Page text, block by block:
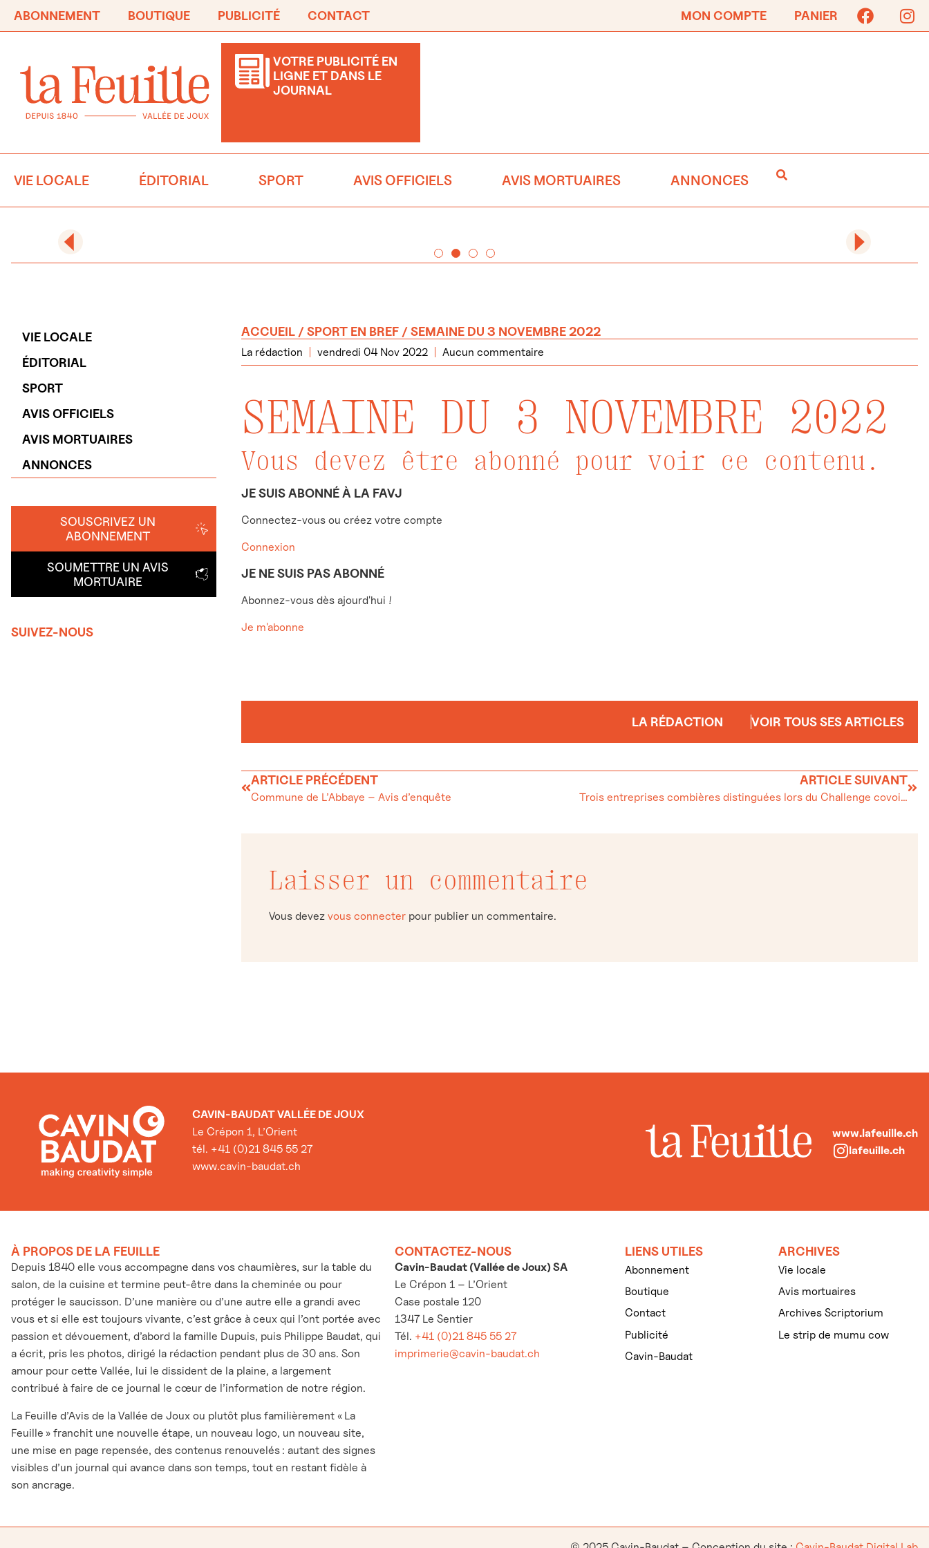
ABONNEMENT BOUTIQUE PUBLICITÉ CONTACT MON COMPTE PANIER
VOTRE PUBLICITÉ EN
LIGNE ET DANS LE
JOURNAL
VIE LOCALE ÉDITORIAL SPORT AVIS OFFICIELS AVIS MORTUAIRES ANNONCES
VIE LOCALE
ÉDITORIAL
SPORT
AVIS OFFICIELS
AVIS MORTUAIRES
ANNONCES
SOUSCRIVEZ UN
ABONNEMENT
SOUMETTRE UN AVIS
MORTUAIRE
SUIVEZ-NOUS
ACCUEIL /SPORT EN BREF / SEMAINE DU 3 NOVEMBRE 2022
La rédaction vendredi 04 Nov 2022 Aucun commentaire
SEMAINE DU 3 NOVEMBRE 2022
Vous devez être abonné pour voir ce contenu.
JE SUIS ABONNÉ À LA FAVJ
Connectez-vous ou créez votre compte
Connexion
JE NE SUIS PAS ABONNÉ
Abonnez-vous dès ajourd'hui !
Je m'abonne
LA RÉDACTION VOIR TOUS SES ARTICLES
ARTICLE PRÉCÉDENT
Commune de L’Abbaye – Avis d’enquête
ARTICLE SUIVANT
Trois entreprises combières distinguées lors du Challenge covoiturage 2022
Laisser un commentaire
Vous devez vous connecter pour publier un commentaire.
CAVIN-BAUDAT VALLÉE DE JOUX
Le Crépon 1, L’Orient
tél. +41 (0)21 845 55 27
www.cavin-baudat.ch
www.lafeuille.ch
lafeuille.ch
À PROPOS DE LA FEUILLE
Depuis 1840 elle vous accompagne dans vos chaumières, sur la table du
salon, de la cuisine et termine peut-être dans la cheminée ou pour
protéger le saucisson. D’une manière ou d’une autre elle a grandi avec
vous et si elle est toujours vivante, c’est grâce à ceux qui l’ont portée avec
passion et dévouement, d’abord la famille Dupuis, puis Philippe Baudat, qui
a écrit, pris les photos, dirigé la rédaction pendant plus de 30 ans. Son
amour pour cette Vallée, lui le dissident de la plaine, a largement
contribué à faire de ce journal le cœur de l’information de notre région.
La Feuille d’Avis de la Vallée de Joux ou plutôt plus familièrement « La
Feuille » franchit une nouvelle étape, un nouveau logo, un nouveau site,
une mise en page repensée, des contenus renouvelés : autant des signes
visibles d’un journal qui avance dans son temps, tout en restant fidèle à
son ancrage.
CONTACTEZ-NOUS
Cavin-Baudat (Vallée de Joux) SA
Le Crépon 1 – L’Orient
Case postale 120
1347 Le Sentier
Tél. +41 (0)21 845 55 27
imprimerie@cavin-baudat.ch
LIENS UTILES
Abonnement
Boutique
Contact
Publicité
Cavin-Baudat
ARCHIVES
Vie locale
Avis mortuaires
Archives Scriptorium
Le strip de mumu cow